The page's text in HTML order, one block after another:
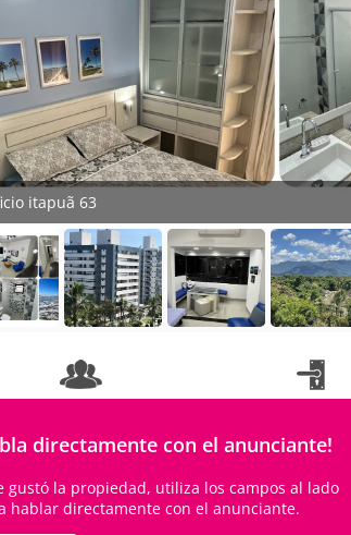
directamente con el anunciante!
gustó la propiedad, utiliza los campos al lado
hablar directamente con el anunciante.
itapuã 63
1Suite